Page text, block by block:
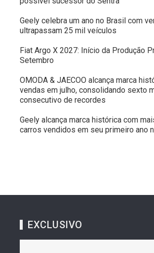
Geely celebra um ano no Brasil com
ultrapassam 25 mil veículos
Fiat Argo X 2027: Início da Produção
Setembro
OMODA & JAECOO alcança marca
vendas em julho, consolidando sexto
consecutivo de recordes
Geely alcança marca histórica com
carros vendidos em seu primeiro ano
EXCLUSIVO